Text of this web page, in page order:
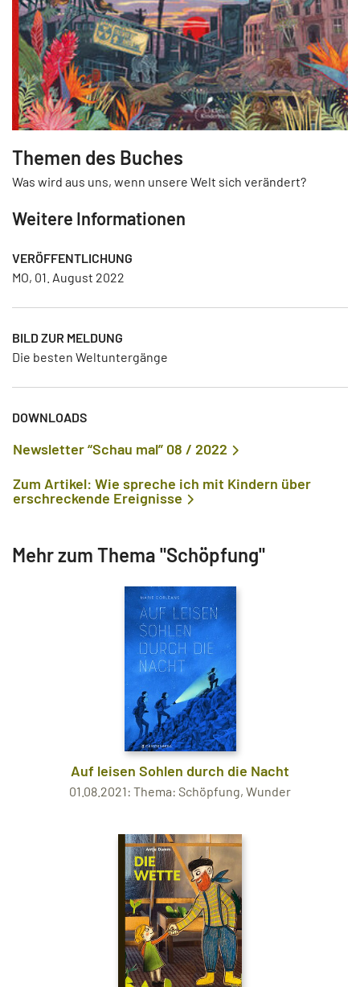
Themen des Buches
Was wird aus uns, wenn unsere Welt sich verändert?
Weitere Informationen
VERÖFFENTLICHUNG
MO, 01. August 2022
BILD ZUR MELDUNG
Die besten Weltuntergänge
DOWNLOADS
Newsletter “Schau mal” 08 / 2022
Zum Artikel: Wie spreche ich mit Kindern über
erschreckende Ereignisse
Mehr zum Thema "Schöpfung"
Auf leisen Sohlen durch die Nacht
01.08.2021: Thema: Schöpfung, Wunder